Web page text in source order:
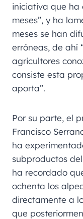
iniciativa que ha
meses”, y ha
meses se han
erróneas, de ahí
agricultores
consiste esta
aporta”.
Por su parte, el
Francisco
ha
subproductos
ha recordado
ochenta los
directamente a
que